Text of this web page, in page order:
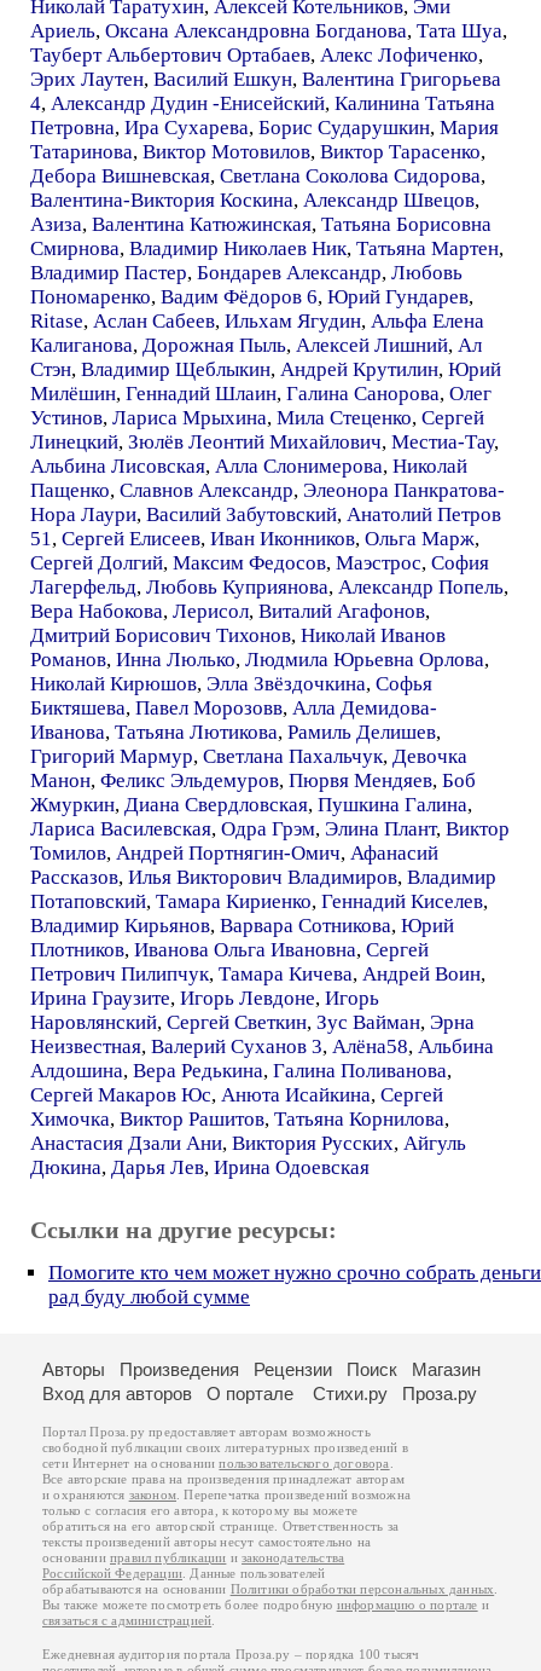
Николай Таратухин, Алексей Котельников, Эми
Ариель, Оксана Александровна Богданова, Тата Шуа,
Тауберт Альбертович Ортабаев, Алекс Лофиченко,
Эрих Лаутен, Василий Ешкун, Валентина Григорьева
4, Александр Дудин -Енисейский, Калинина Татьяна
Петровна, Ира Сухарева, Борис Сударушкин, Мария
Татаринова, Виктор Мотовилов, Виктор Тарасенко,
Дебора Вишневская, Светлана Соколова Сидорова,
Валентина-Виктория Коскина, Александр Швецов,
Азиза, Валентина Катюжинская, Татьяна Борисовна
Смирнова, Владимир Николаев Ник, Татьяна Мартен,
Владимир Пастер, Бондарев Александр, Любовь
Пономаренко, Вадим Фёдоров 6, Юрий Гундарев,
Ritase, Аслан Сабеев, Ильхам Ягудин, Альфа Елена
Калиганова, Дорожная Пыль, Алексей Лишний, Ал
Стэн, Владимир Щеблыкин, Андрей Крутилин, Юрий
Милёшин, Геннадий Шлаин, Галина Санорова, Олег
Устинов, Лариса Мрыхина, Мила Стеценко, Сергей
Линецкий, Зюлёв Леонтий Михайлович, Местиа-Тау,
Альбина Лисовская, Алла Слонимерова, Николай
Пащенко, Славнов Александр, Элеонора Панкратова-
Нора Лаури, Василий Забутовский, Анатолий Петров
51, Сергей Елисеев, Иван Иконников, Ольга Марж,
Сергей Долгий, Максим Федосов, Маэстрос, София
Лагерфельд, Любовь Куприянова, Александр Попель,
Вера Набокова, Лерисол, Виталий Агафонов,
Дмитрий Борисович Тихонов, Николай Иванов
Романов, Инна Люлько, Людмила Юрьевна Орлова,
Николай Кирюшов, Элла Звёздочкина, Софья
Биктяшева, Павел Морозовв, Алла Демидова-
Иванова, Татьяна Лютикова, Рамиль Делишев,
Григорий Мармур, Светлана Пахальчук, Девочка
Манон, Феликс Эльдемуров, Пюрвя Мендяев, Боб
Жмуркин, Диана Свердловская, Пушкина Галина,
Лариса Василевская, Одра Грэм, Элина Плант, Виктор
Томилов, Андрей Портнягин-Омич, Афанасий
Рассказов, Илья Викторович Владимиров, Владимир
Потаповский, Тамара Кириенко, Геннадий Киселев,
Владимир Кирьянов, Варвара Сотникова, Юрий
Плотников, Иванова Ольга Ивановна, Сергей
Петрович Пилипчук, Тамара Кичева, Андрей Воин,
Ирина Граузите, Игорь Левдоне, Игорь
Наровлянский, Сергей Светкин, Зус Вайман, Эрна
Неизвестная, Валерий Суханов 3, Алёна58, Альбина
Алдошина, Вера Редькина, Галина Поливанова,
Сергей Макаров Юс, Анюта Исайкина, Сергей
Химочка, Виктор Рашитов, Татьяна Корнилова,
Анастасия Дзали Ани, Виктория Русских, Айгуль
Дюкина, Дарья Лев, Ирина Одоевская
Ссылки на другие ресурсы:
Помогите кто чем может нужно срочно собрать деньги
рад буду любой сумме
Авторы Произведения Рецензии Поиск
Магазин
Вход для авторов
О портале Стихи.ру Проза.ру
Портал Проза.ру предоставляет авторам возможность
свободной публикации своих литературных произведений в
сети Интернет на основаниипользовательского договора
Все авторские права на произведения принадлежат авторам
и охраняются законом . Перепечатка произведений возможна
только с согласия его автора, к которому вы можете
обратиться на его авторской странице. Ответственность за
тексты произведений авторы несут самостоятельно на
основанииправил публикации изаконодательства
Российской Федерации . Данные пользователей
обрабатываются на основании Политики обработки персональных данных
Вы также можете посмотреть более подробную информацию о портале и
связаться с администрацией
Ежедневная аудитория портала Проза.ру – порядка 100 тысяч